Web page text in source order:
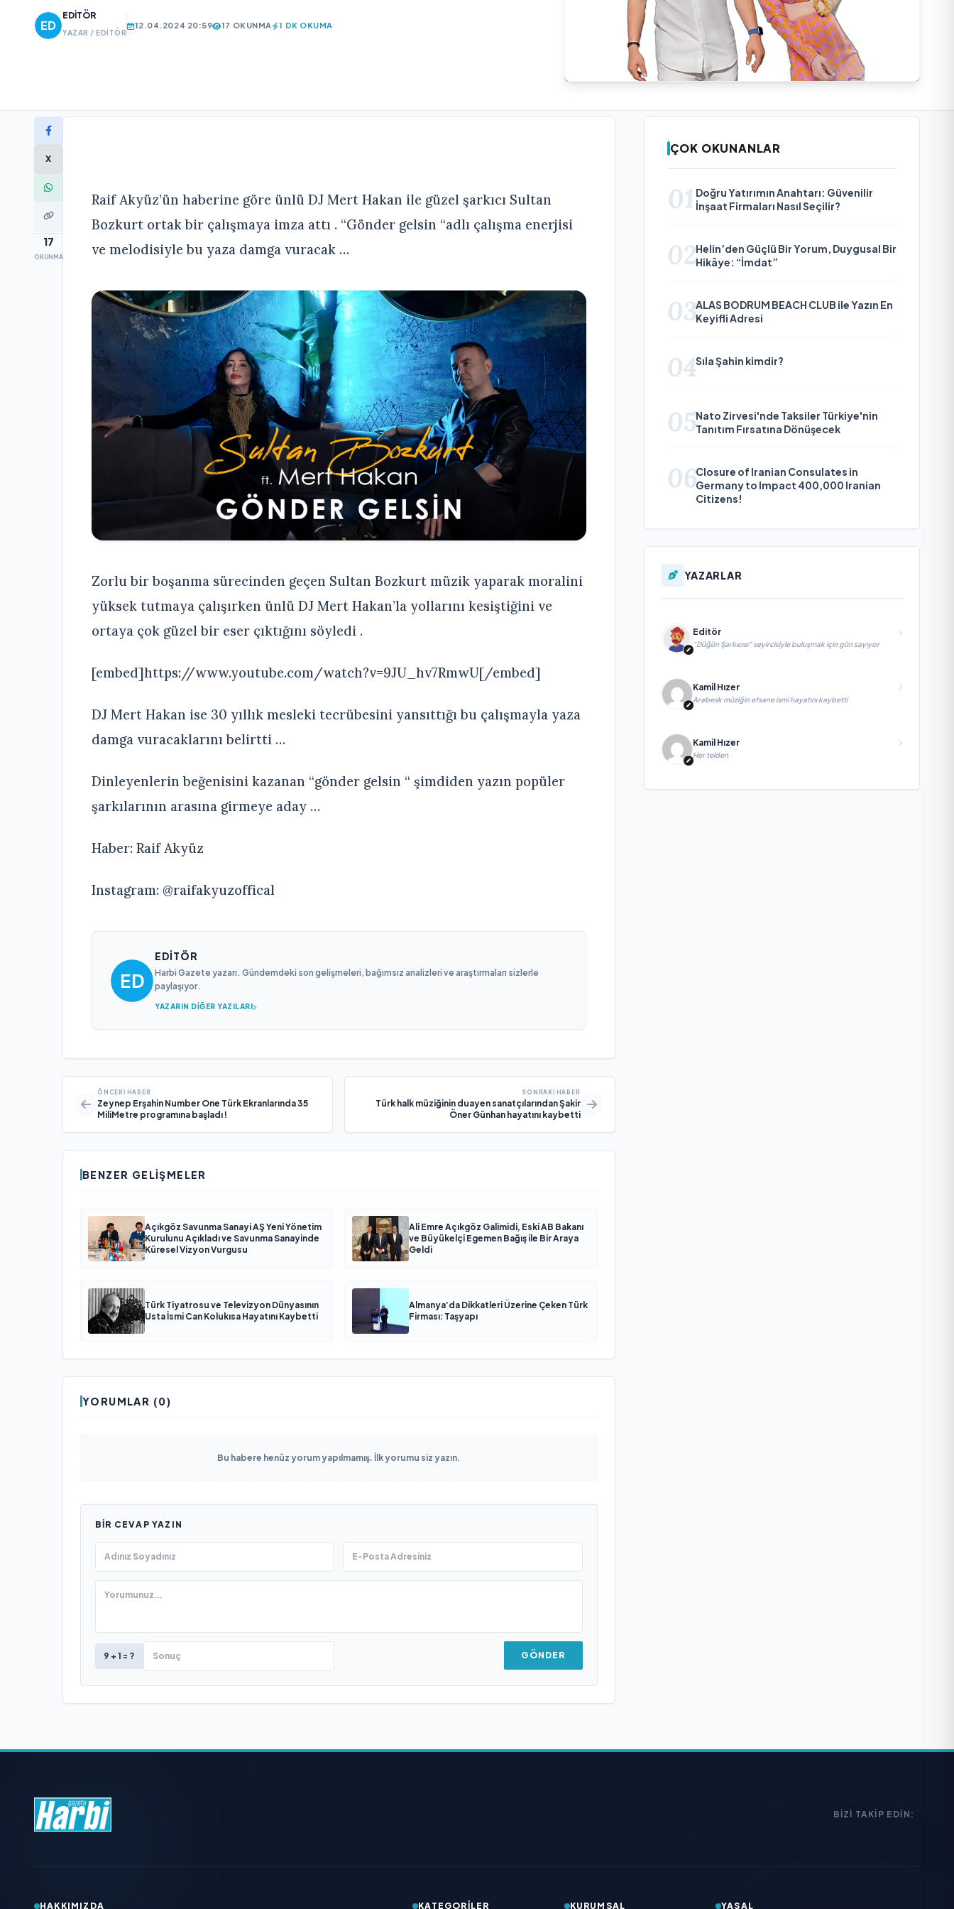
EDITÖR
YAZAR / EDITÖR
12.04.2024 20:59 17 OKUNMA 1 DK OKUMA
X
17
OKUNMA
Raif Akyüz’ün haberine göre ünlü DJ Mert Hakan ile güzel şarkıcı Sultan
Bozkurt ortak bir çalışmaya imza attı . “Gönder gelsin “adlı çalışma enerjisi
ve melodisiyle bu yaza damga vuracak …
Zorlu bir boşanma sürecinden geçen Sultan Bozkurt müzik yaparak moralini
yüksek tutmaya çalışırken ünlü DJ Mert Hakan’la yollarını kesiştiğini ve
ortaya çok güzel bir eser çıktığını söyledi .
[embed]https://www.youtube.com/watch?v=9JU_hv7RmwU[/embed]
DJ Mert Hakan ise 30 yıllık mesleki tecrübesini yansıttığı bu çalışmayla yaza
damga vuracaklarını belirtti …
Dinleyenlerin beğenisini kazanan “gönder gelsin “ şimdiden yazın popüler
şarkılarının arasına girmeye aday …
Haber: Raif Akyüz
Instagram: @raifakyuzoffical
EDITÖR
Harbi Gazete yazarı. Gündemdeki son gelişmeleri, bağımsız analizleri ve araştırmaları sizlerle
paylaşıyor.
YAZARIN DIĞER YAZILARI
ÖNCEKI HABER
Zeynep Erşahin Number One Türk Ekranlarında 35
MiliMetre programına başladı !
SONRAKI HABER
Türk halk müziğinin duayen sanatçılarından Şakir
Öner Günhan hayatını kaybetti
BENZER GELIŞMELER
Açıkgöz Savunma Sanayi AŞ Yeni Yönetim
Kurulunu Açıkladı ve Savunma Sanayinde
Küresel Vizyon Vurgusu
Ali Emre Açıkgöz Galimidi, Eski AB Bakanı
ve Büyükelçi Egemen Bağış ile Bir Araya
Geldi
Türk Tiyatrosu ve Televizyon Dünyasının
Usta İsmi Can Kolukısa Hayatını Kaybetti
Almanya’da Dikkatleri Üzerine Çeken Türk
Firması: Taşyapı
YORUMLAR (0)
Bu habere henüz yorum yapılmamış. İlk yorumu siz yazın.
BIR CEVAP YAZIN
9 + 1 = ? GÖNDER
ÇOK OKUNANLAR
01 Doğru Yatırımın Anahtarı: Güvenilir
İnşaat Firmaları Nasıl Seçilir?
02Helin’den Güçlü Bir Yorum, Duygusal Bir
Hikâye: “İmdat”
03ALAS BODRUM BEACH CLUB ile Yazın En
Keyifli Adresi
04Sıla Şahin kimdir?
05Nato Zirvesi'nde Taksiler Türkiye'nin
Tanıtım Fırsatına Dönüşecek
06Closure of Iranian Consulates in
Germany to Impact 400,000 Iranian
Citizens!
YAZARLAR
Editör
“Düğün Şarkıcısı” seyircisiyle buluşmak için gün sayıyor
Kamil Hızer
Arabesk müziğin efsane ismi hayatını kaybetti
Kamil Hızer
Her telden
BIZI TAKIP EDIN:
HAKKIMIZDA KATEGORILER KURUMSAL YASAL